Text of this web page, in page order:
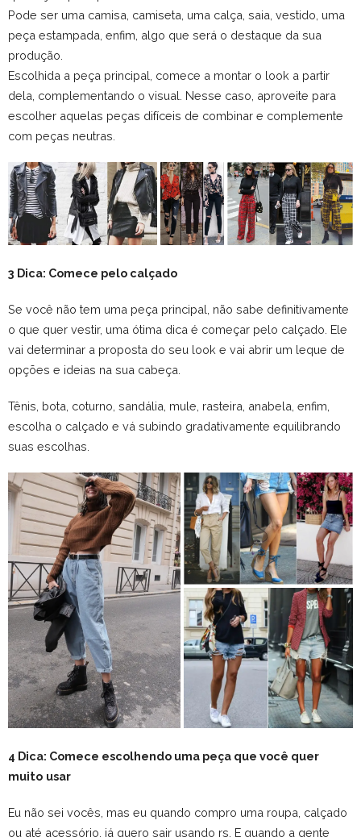
Pode ser uma camisa, camiseta, uma calça, saia, vestido, uma
peça estampada, enfim, algo que será o destaque da sua
produção.
Escolhida a peça principal, comece a montar o look a partir
dela, complementando o visual. Nesse caso, aproveite para
escolher aquelas peças difíceis de combinar e complemente
com peças neutras.
3 Dica: Comece pelo calçado
Se você não tem uma peça principal, não sabe definitivamente
o que quer vestir, uma ótima dica é começar pelo calçado. Ele
vai determinar a proposta do seu look e vai abrir um leque de
opções e ideias na sua cabeça.
Tênis, bota, coturno, sandália, mule, rasteira, anabela, enfim,
escolha o calçado e vá subindo gradativamente equilibrando
suas escolhas.
4 Dica: Comece escolhendo uma peça que você quer
muito usar
Eu não sei vocês, mas eu quando compro uma roupa, calçado
ou até acessório, já quero sair usando rs. E quando a gente